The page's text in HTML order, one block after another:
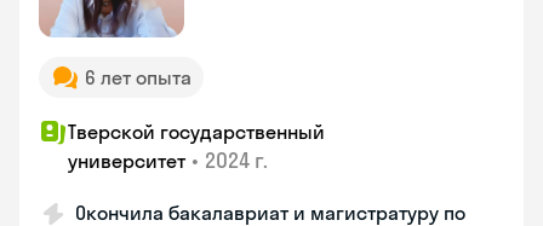
6 лет опыта
Тверской государственный
университет • 2024 г.
Окончила бакалавриат и магистратуру по